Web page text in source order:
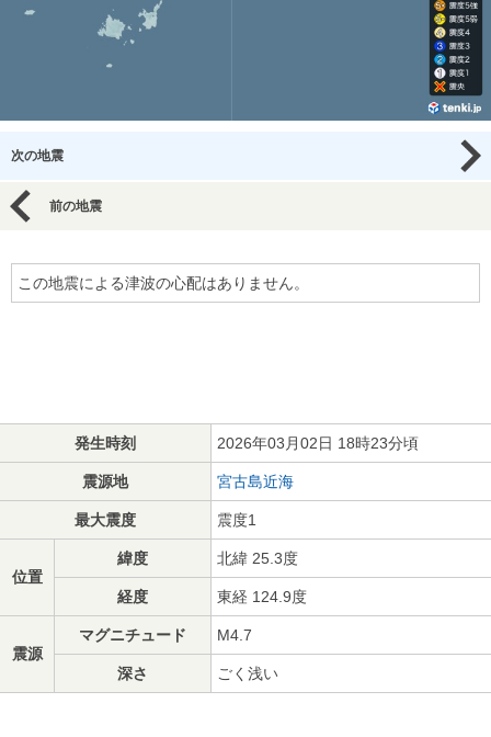
次の地震
前の地震
この地震による津波の心配はありません。
発生時刻 2026年03月02日 18時23分頃
震源地 宮古島近海
最大震度 震度1
位置
緯度 北緯 25.3度
経度 東経 124.9度
震源
マグニチュード M4.7
深さ ごく浅い